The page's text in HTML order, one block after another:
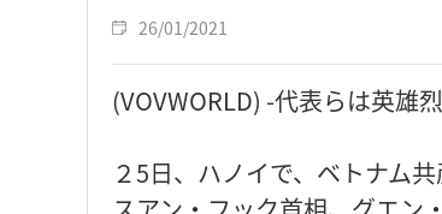
26/01/2021
(VOVWORLD) -代表らは英雄
２5日、ハノイで、ベトナム